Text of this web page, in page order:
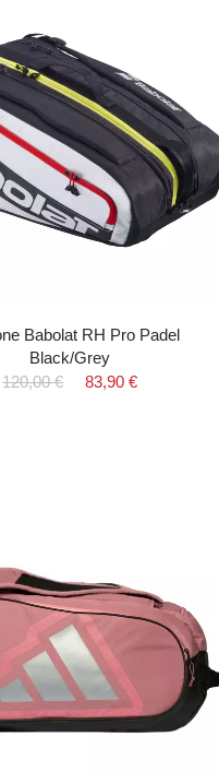
Babolat RH Pro Padel
Black/Grey
120,00 €
83,90 €